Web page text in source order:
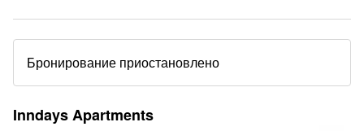
Бронирование приостановлено
Inndays Apartments